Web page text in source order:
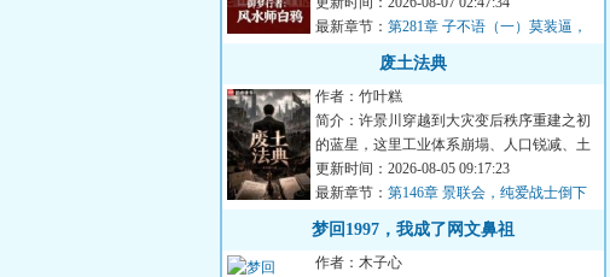
最新章节： 第281章 子不语（一）莫装逼，
装逼遭暴击
废土法典
作者：竹叶糕
简介：许景川穿越到大灾变后秩序重建之初
的蓝星，这里工业体系崩塌、人口锐减、土
地变质、犯罪横行、权力...
更新时间：2026-08-05 09:17:23
最新章节： 第146章 景联会，纯爱战士倒下
了（求月票）
梦回1997，我成了网文鼻祖
作者：木子心